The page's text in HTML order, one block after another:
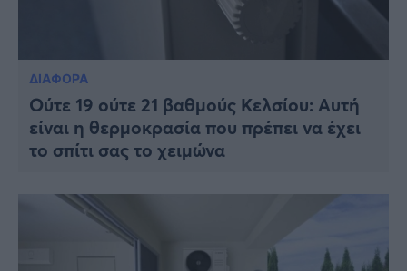
ΔΙΑΦΟΡΑ
Ούτε 19 ούτε 21 βαθμούς Κελσίου: Αυτή
είναι η θερμοκρασία που πρέπει να έχει
το σπίτι σας το χειμώνα